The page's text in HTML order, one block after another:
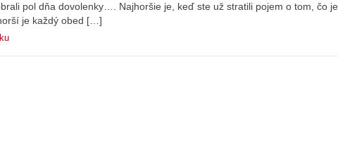
pol dňa dovolenky…. Najhoršie je, keď ste už stratili pojem o tom, čo je
je každý obed […]